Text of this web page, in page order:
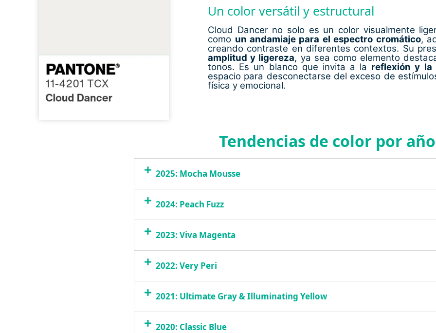
Un color versátil y estructural
Cloud Dancer no solo es un color visualmente
como un andamiaje para el espectro cromático,
creando contraste en diferentes contextos. Su
amplitud y ligereza, ya sea como elemento
tonos. Es un blanco que invita a la reflexión y la
espacio para desconectarse del exceso de
física y emocional.
Tendencias de color por año
2025: Mocha Mousse
2024: Peach Fuzz
2023: Viva Magenta
2022: Very Peri
2021: Ultimate Gray & Illuminating Yellow
2020: Classic Blue